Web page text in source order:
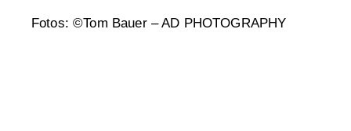
Fotos: ©Tom Bauer – AD PHOTOGRAPHY